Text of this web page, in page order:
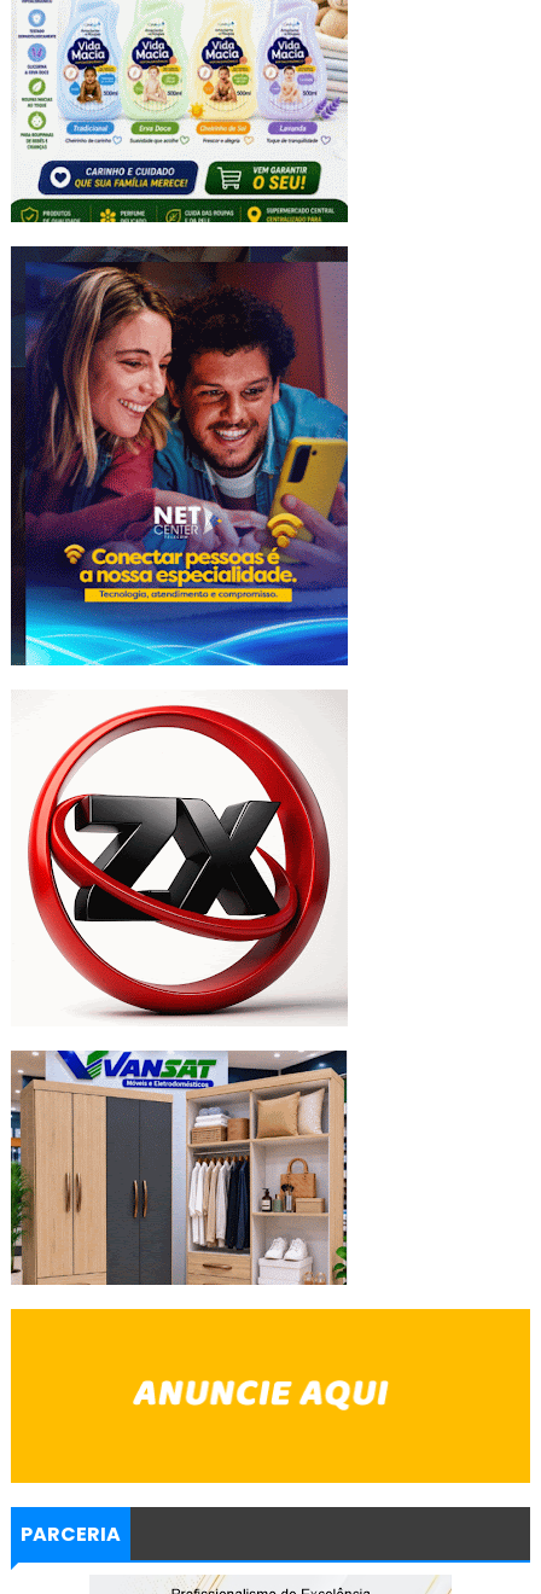
PARCERIA